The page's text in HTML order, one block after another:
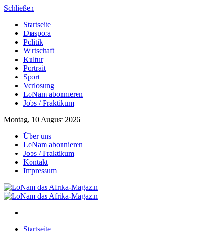
Schließen
Startseite
Diaspora
Politik
Wirtschaft
Kultur
Portrait
Sport
Verlosung
LoNam abonnieren
Jobs / Praktikum
Montag, 10 August 2026
Über uns
LoNam abonnieren
Jobs / Praktikum
Kontakt
Impressum
Startseite